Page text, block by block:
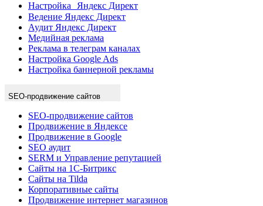
Настройка Яндекс Директ
Ведение Яндекс Директ
Аудит Яндекс Директ
Медийная реклама
Реклама в телеграм каналах
Настройка Google Ads
Настройка баннерной рекламы
SEO-продвижение сайтов
SEO-продвижение сайтов
Продвижение в Яндексе
Продвижение в Google
SEO аудит
SERM и Управление репутацией
Сайты на 1С-Битрикс
Сайты на Tilda
Корпоративные сайты
Продвижение интернет магазинов